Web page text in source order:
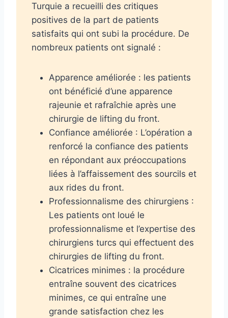
Turquie a recueilli des critiques
positives de la part de patients
satisfaits qui ont subi la procédure. De
nombreux patients ont signalé :
Apparence améliorée : les patients
ont bénéficié d’une apparence
rajeunie et rafraîchie après une
chirurgie de lifting du front.
Confiance améliorée : L’opération a
renforcé la confiance des patients
en répondant aux préoccupations
liées à l’affaissement des sourcils et
aux rides du front.
Professionnalisme des chirurgiens :
Les patients ont loué le
professionnalisme et l’expertise des
chirurgiens turcs qui effectuent des
chirurgies de lifting du front.
Cicatrices minimes : la procédure
entraîne souvent des cicatrices
minimes, ce qui entraîne une
grande satisfaction chez les